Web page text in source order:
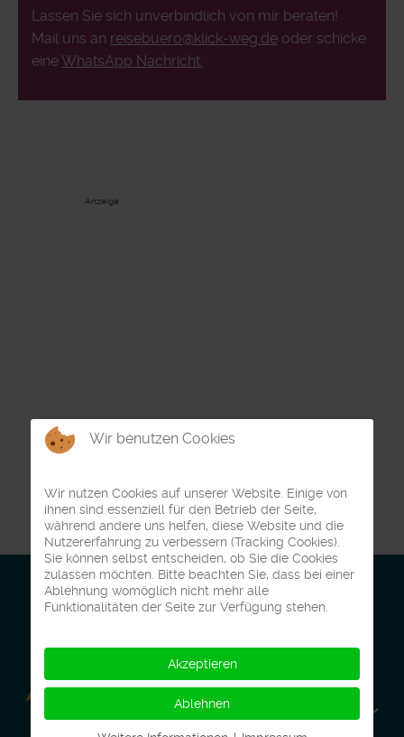
Lassen Sie sich unverbindlich von mir beraten!
Mail uns an reisebuero@klick-weg.de oder schicke
eineWhatsApp Nachricht.
Anzeige
Wir benutzen Cookies
Wir nutzen Cookies auf unserer Website. Einige von
ihnen sind essenziell für den Betrieb der Seite,
während andere uns helfen, diese Website und die
Nutzererfahrung zu verbessern (Tracking Cookies).
Sie können selbst entscheiden, ob Sie die Cookies
zulassen möchten. Bitte beachten Sie, dass bei einer
Ablehnung womöglich nicht mehr alle
Funktionalitäten der Seite zur Verfügung stehen.
Akzeptieren
Ablehnen